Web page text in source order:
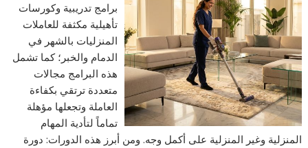
برامج تدريبية وكورسات
تأهيلية مكثفة للعاملات
المنزليات بالشهر في
الدمام والخبر؛ كما تشمل
هذه البرامج مجالات
متعددة ترتقي بكفاءة
العاملة وتجعلها مؤهلة
تماماً لتأدية المهام
المنزلية وغير المنزلية على أكمل وجه. ومن أبرز هذه الدورات: دورة